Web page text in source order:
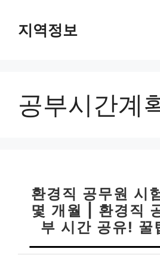
지역정보
공부시간계
환경직 공무원 시
몇 개월 | 환경직
부 시간 공유! 꿀